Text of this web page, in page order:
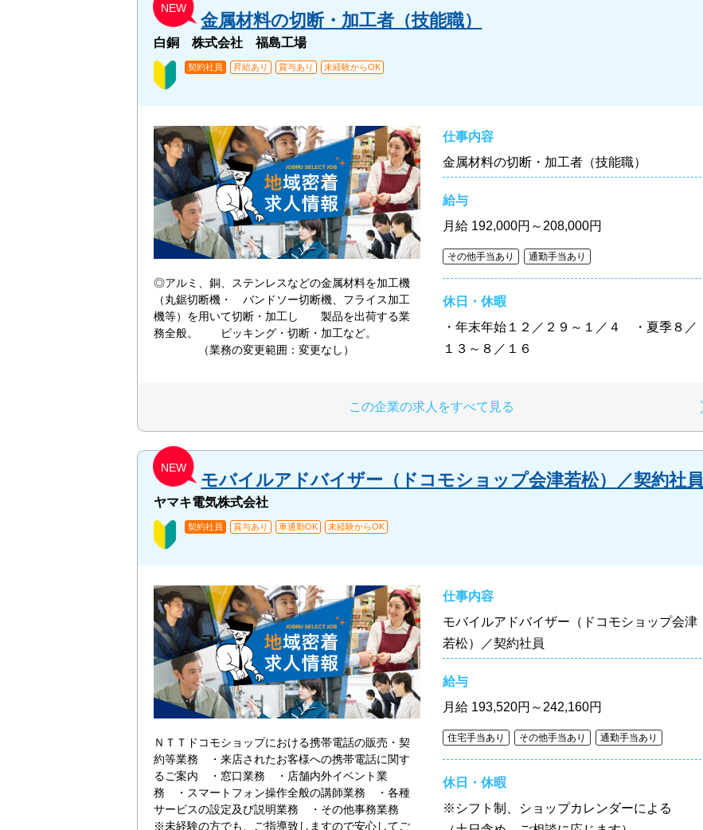
NEW
金属材料の切断・加工者（技能職）
白銅 株式会社 福島工場
契約社員 昇給あり 賞与あり 未経験からOK
◎アルミ、銅、ステンレスなどの金属材料を加工機
（丸鋸切断機・ バンドソー切断機、フライス加工
機等）を用いて切断・加工し 製品を出荷する業
務全般。 ピッキング・切断・加工など。
（業務の変更範囲：変更なし）
仕事内容
金属材料の切断・加工者（技能職）
給与
月給 192,000円～208,000円
その他手当あり 通勤手当あり
休日・休暇
・年末年始１２／２９～１／４ ・夏季８／
１３～８／１６
この企業の求人をすべて見る
NEW
モバイルアドバイザー（ドコモショップ会津若松）／契約社員
ヤマキ電気株式会社
契約社員 賞与あり 車通勤OK 未経験からOK
ＮＴＴドコモショップにおける携帯電話の販売・契
約等業務 ・来店されたお客様への携帯電話に関す
るご案内 ・窓口業務 ・店舗内外イベント業
務 ・スマートフォン操作全般の講師業務 ・各種
サービスの設定及び説明業務 ・その他事務業務
※未経験の方でも、ご指導致しますので安心してご
仕事内容
モバイルアドバイザー（ドコモショップ会津
若松）／契約社員
給与
月給 193,520円～242,160円
住宅手当あり その他手当あり 通勤手当あり
休日・休暇
※シフト制、ショップカレンダーによる